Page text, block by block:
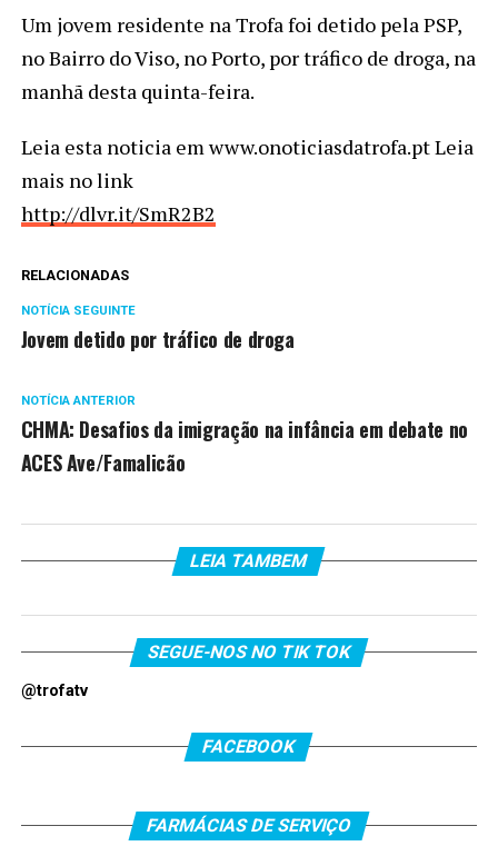
Um jovem residente na Trofa foi detido pela PSP,
no Bairro do Viso, no Porto, por tráfico de droga, na
manhã desta quinta-feira.
Leia esta noticia em www.onoticiasdatrofa.pt Leia
mais no link
http://dlvr.it/SmR2B2
RELACIONADAS
NOTÍCIA SEGUINTE
Jovem detido por tráfico de droga
NOTÍCIA ANTERIOR
CHMA: Desafios da imigração na infância em debate no
ACES Ave/Famalicão
LEIA TAMBEM
SEGUE-NOS NO TIK TOK
@trofatv
FACEBOOK
FARMÁCIAS DE SERVIÇO